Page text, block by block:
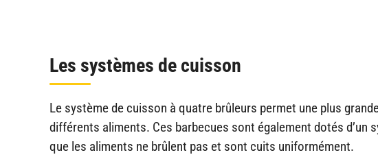
Les systèmes de cuisson
Le système de cuisson à quatre brûleurs permet une plus
différents aliments. Ces barbecues sont également dotés
que les aliments ne brûlent pas et sont cuits uniformément.